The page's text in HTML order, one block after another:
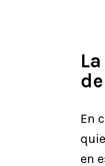
En
en